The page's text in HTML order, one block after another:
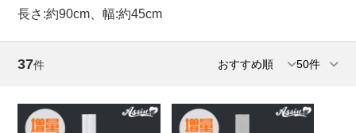
長さ:約90cm、幅:約45cm
37件